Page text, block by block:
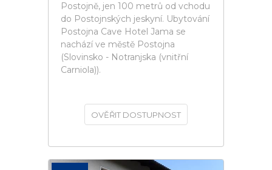
Postojně, jen 100 metrů od vchodu
do Postojnských jeskyní. Ubytování
Postojna Cave Hotel Jama se
nachází ve městě Postojna
(Slovinsko - Notranjska (vnitřní
Carniola)).
OVĚŘIT DOSTUPNOST